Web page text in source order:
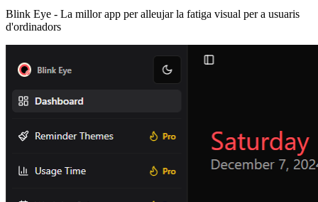
Blink Eye - La millor app per alleujar la fatiga visual per a usuaris
d'ordinadors